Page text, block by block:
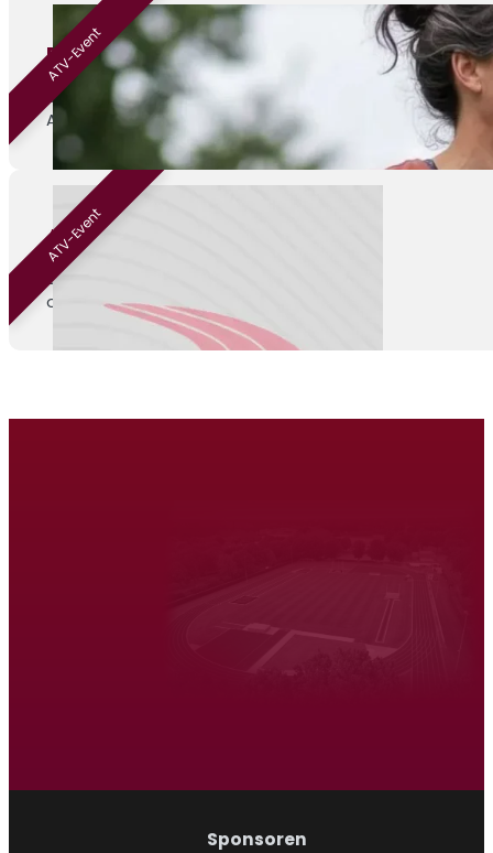
Beginnen met hardlopen
01-09-2026
ATV Venray
ATV-Event
ATV Kamp
04-09-2026
onbekend
ATV-Event
Sponsoren